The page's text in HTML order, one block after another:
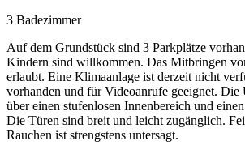
3 Badezimmer
Auf dem Grundstück sind 3 Parkplätze
Kindern sind willkommen. Das Mitbringen
erlaubt. Eine Klimaanlage ist derzeit nicht
vorhanden und für Videoanrufe geeignet.
über einen stufenlosen Innenbereich und
Die Türen sind breit und leicht zugänglich.
Rauchen ist strengstens untersagt.